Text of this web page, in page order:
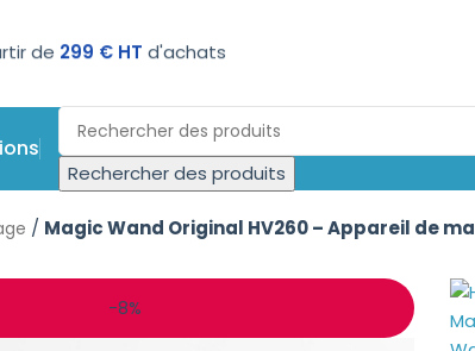
4 fois sans frais
Rechercher des produits
/ Magic Wand Original HV260 – Appareil de
-8%